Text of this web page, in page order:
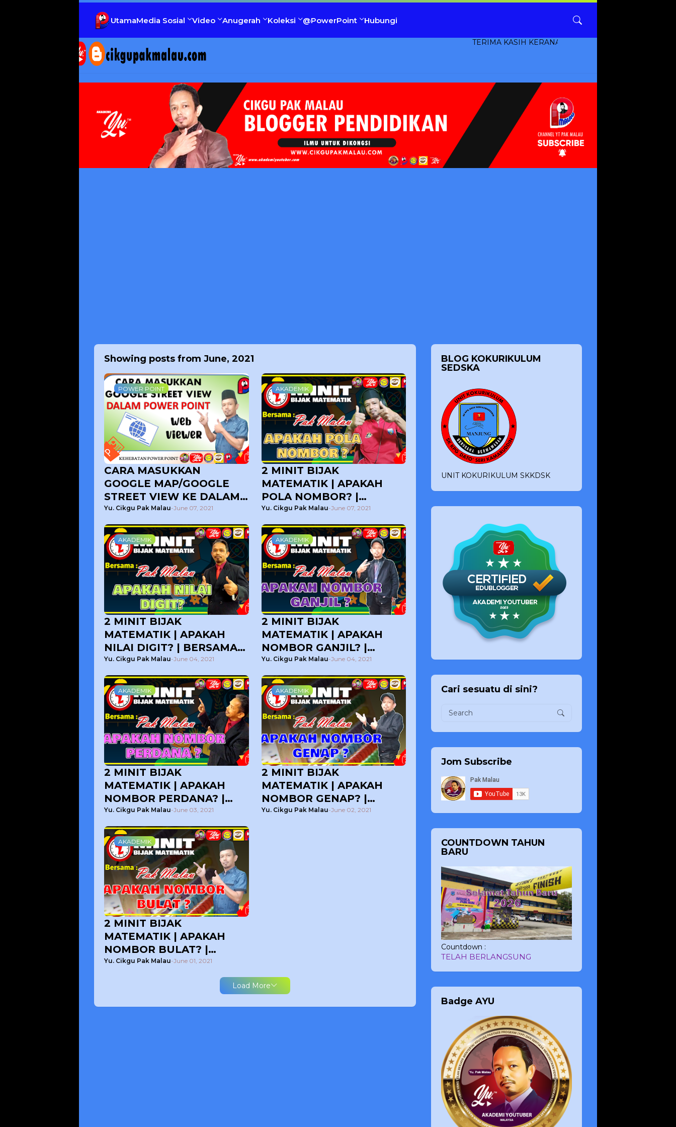
UtamaMedia Sosial Video Anugerah Koleksi @PowerPoint Hubungi
TERIMA KASIH KERANA BERKUNJUNG KE CIKGUPAKMALAU.COM
Showing posts from June, 2021
POWER POINT
CARA MASUKKAN
GOOGLE MAP/GOOGLE
STREET VIEW KE DALAM
POWER POINT OLEH PAK
MALAU
Yu. Cikgu Pak Malau-June 07, 2021
AKADEMIK
2 MINIT BIJAK
MATEMATIK | APAKAH
POLA NOMBOR? |
BERSAMA CIKGU PAK
MALAU
Yu. Cikgu Pak Malau-June 07, 2021
AKADEMIK
2 MINIT BIJAK
MATEMATIK | APAKAH
NILAI DIGIT? | BERSAMA
CIKGU PAK MALAU
Yu. Cikgu Pak Malau-June 04, 2021
AKADEMIK
2 MINIT BIJAK
MATEMATIK | APAKAH
NOMBOR GANJIL? |
BERSAMA CIKGU PAK
MALAU
Yu. Cikgu Pak Malau-June 04, 2021
AKADEMIK
2 MINIT BIJAK
MATEMATIK | APAKAH
NOMBOR PERDANA? |
BERSAMA CIKGU PAK
MALAU
Yu. Cikgu Pak Malau-June 03, 2021
AKADEMIK
2 MINIT BIJAK
MATEMATIK | APAKAH
NOMBOR GENAP? |
BERSAMA CIKGU PAK
Yu. Cikgu Pak Malau-June 02, 2021
AKADEMIK
2 MINIT BIJAK
MATEMATIK | APAKAH
NOMBOR BULAT? |
BERSAMA CIKGU PAK
Yu. Cikgu Pak Malau-June 01, 2021
Load More
BLOG KOKURIKULUM
SEDSKA
UNIT KOKURIKULUM SKKDSK
Cari sesuatu di sini?
Jom Subscribe
COUNTDOWN TAHUN
BARU
Countdown :
TELAH BERLANGSUNG
Badge AYU